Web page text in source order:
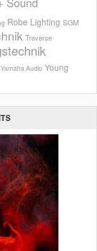
Robe Lighting SGM
Traverse
Yamaha Audio Young